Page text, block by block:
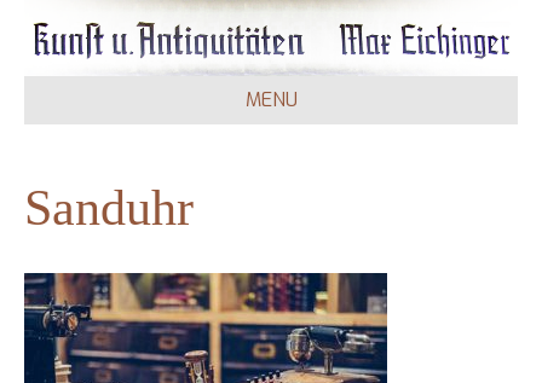
MENU
Sanduhr